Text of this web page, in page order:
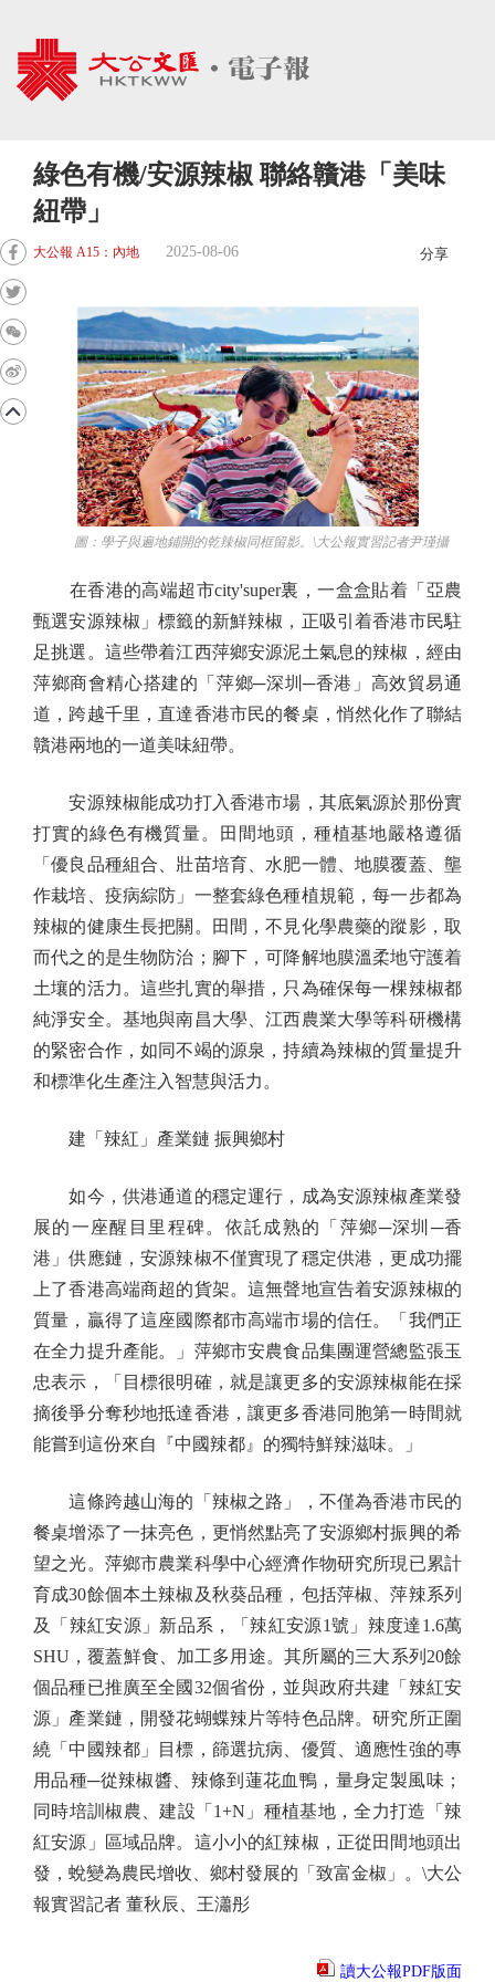
綠色有機/安源辣椒 聯絡贛港「美味
紐帶」
大公報 A15：內地 2025-08-06 分享
圖：學子與遍地鋪開的乾辣椒同框留影。\大公報實習記者尹瑾攝
在香港的高端超市city'super裏，一盒盒貼着「亞農
甄選安源辣椒」標籤的新鮮辣椒，正吸引着香港市民駐
足挑選。這些帶着江西萍鄉安源泥土氣息的辣椒，經由
萍鄉商會精心搭建的「萍鄉─深圳─香港」高效貿易通
道，跨越千里，直達香港市民的餐桌，悄然化作了聯結
贛港兩地的一道美味紐帶。
安源辣椒能成功打入香港市場，其底氣源於那份實
打實的綠色有機質量。田間地頭，種植基地嚴格遵循
「優良品種組合、壯苗培育、水肥一體、地膜覆蓋、壟
作栽培、疫病綜防」一整套綠色種植規範，每一步都為
辣椒的健康生長把關。田間，不見化學農藥的蹤影，取
而代之的是生物防治；腳下，可降解地膜溫柔地守護着
土壤的活力。這些扎實的舉措，只為確保每一棵辣椒都
純淨安全。基地與南昌大學、江西農業大學等科研機構
的緊密合作，如同不竭的源泉，持續為辣椒的質量提升
和標準化生產注入智慧與活力。
建「辣紅」產業鏈 振興鄉村
如今，供港通道的穩定運行，成為安源辣椒產業發
展的一座醒目里程碑。依託成熟的「萍鄉─深圳─香
港」供應鏈，安源辣椒不僅實現了穩定供港，更成功擺
上了香港高端商超的貨架。這無聲地宣告着安源辣椒的
質量，贏得了這座國際都市高端市場的信任。「我們正
在全力提升產能。」萍鄉市安農食品集團運營總監張玉
忠表示，「目標很明確，就是讓更多的安源辣椒能在採
摘後爭分奪秒地抵達香港，讓更多香港同胞第一時間就
能嘗到這份來自『中國辣都』的獨特鮮辣滋味。」
這條跨越山海的「辣椒之路」，不僅為香港市民的
餐桌增添了一抹亮色，更悄然點亮了安源鄉村振興的希
望之光。萍鄉市農業科學中心經濟作物研究所現已累計
育成30餘個本土辣椒及秋葵品種，包括萍椒、萍辣系列
及「辣紅安源」新品系，「辣紅安源1號」辣度達1.6萬
SHU，覆蓋鮮食、加工多用途。其所屬的三大系列20餘
個品種已推廣至全國32個省份，並與政府共建「辣紅安
源」產業鏈，開發花蝴蝶辣片等特色品牌。研究所正圍
繞「中國辣都」目標，篩選抗病、優質、適應性強的專
用品種─從辣椒醬、辣條到蓮花血鴨，量身定製風味；
同時培訓椒農、建設「1+N」種植基地，全力打造「辣
紅安源」區域品牌。這小小的紅辣椒，正從田間地頭出
發，蛻變為農民增收、鄉村發展的「致富金椒」。\大公
報實習記者 董秋辰、王瀟彤
讀大公報PDF版面